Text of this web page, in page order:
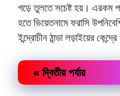
গড়ে তুলতে সচেষ্ট হয়। এরকম
হতে ভিয়েতনামে ফরাসি
ইন্দ্রোচীন ঠান্ডা লড়াইয়ের
« দ্বিতীয় পর্যায়